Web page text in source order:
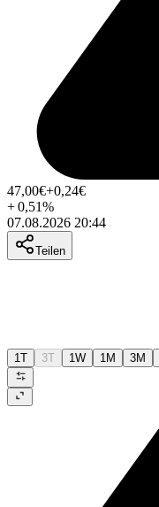
47,00€+0,24€
+0,51%
07.08.2026 20:44
Teilen
1T 3T 1W 1M 3M